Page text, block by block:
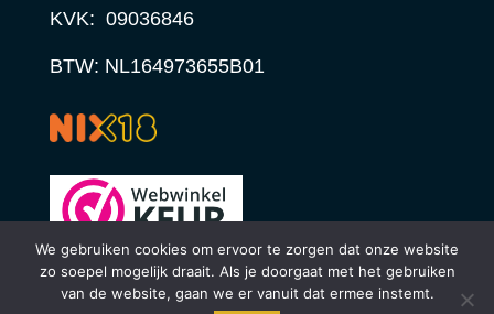
KVK: 09036846
BTW: NL164973655B01
© STUDIO STERCK | WEBDESIGN 2024
We gebruiken cookies om ervoor te zorgen dat onze website
zo soepel mogelijk draait. Als je doorgaat met het gebruiken
van de website, gaan we er vanuit dat ermee instemt.